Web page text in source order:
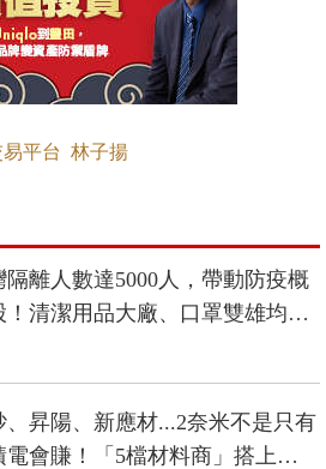
平台 林子揚
隔離人數達5000人，帶動防疫概
！清潔用品大廠、口罩雙雄均受
、昇陽、新應材...2奈米不是只有
電會賺！「5檔材料商」搭上成